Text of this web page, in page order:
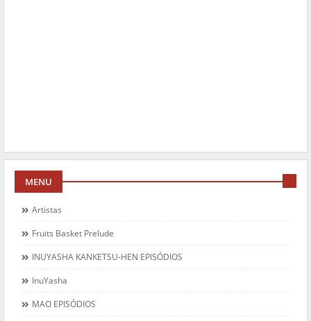
MENU
Artistas
Fruits Basket Prelude
INUYASHA KANKETSU-HEN EPISÓDIOS
InuYasha
MAO EPISÓDIOS